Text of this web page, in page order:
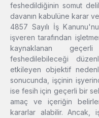
feshedildiğinin somut
davanın kabulüne karar
4857 Sayılı İş
işveren tarafından
kaynaklanan
feshedilebileceği
etkileyen objektif
sonucunda, işçinin
ise fesih için geçerli bir
amaç ve içeriğin
kararlar alabilir. Ancak,